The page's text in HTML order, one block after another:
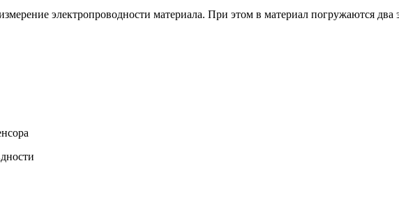
электропроводности материала. При этом в материал погружаются два